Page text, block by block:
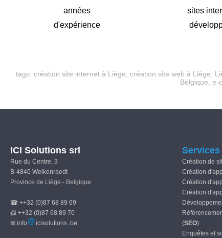
années
d'expérience
sites
tags: création site internet à Liège création site web à Liège
Belgique, e-
ICI Solutions srl
Rue du Centre, 3
B-4840 Welkenraedt
Province de Liège - Belgique
☎ ++32 (0)87 68 89 69
📠 ++32 (0)87 68 89 70
✉ info
icisolutions be
Services
Création de
Création
Création
Création
(SEO)
Enquêtes et